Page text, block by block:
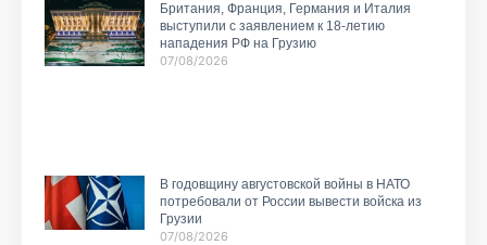
Британия, Франция, Германия и Италия
выступили с заявлением к 18-летию
нападения РФ на Грузию
07/08/2026
В годовщину августовской войны в НАТО
потребовали от России вывести войска из
Грузии
07/08/2026